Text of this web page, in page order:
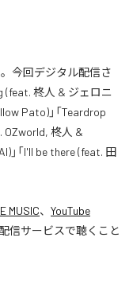
。今回デジタル配信さ
(feat. 柊人 & ジェロニ
Pato)」「Teardrop
OZworld, 柊人 &
」「I'll be there (feat. 田
MUSIC、 YouTube
信サービスで聴くこと